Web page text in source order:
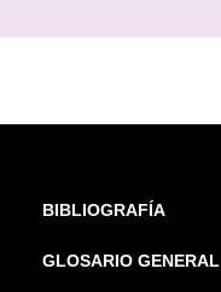
BIBLIOGRAFÍA
GLOSARIO GENERAL